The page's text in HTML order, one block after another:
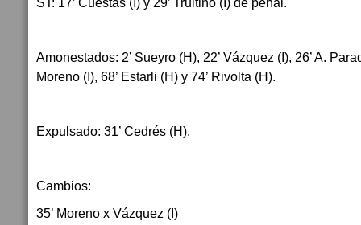
Amonestados: 2’ Sueyro (H), 22’ Vázquez (I), 26’ A.
Moreno (I), 68’ Estarli (H) y 74’ Rivolta (H).
Expulsado: 31’ Cedrés (H).
Cambios:
35’ Moreno x Vázquez (I)